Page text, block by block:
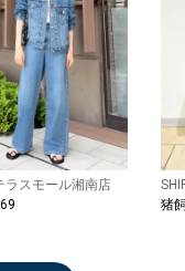
ラスモール湘南店
猪